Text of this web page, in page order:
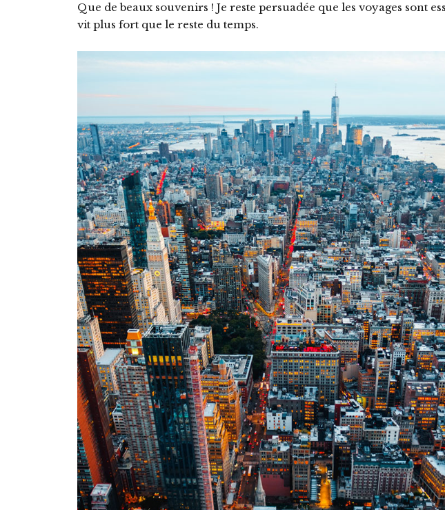
Que de beaux souvenirs ! Je reste persuadée que les voyages sont
vit plus fort que le reste du temps.